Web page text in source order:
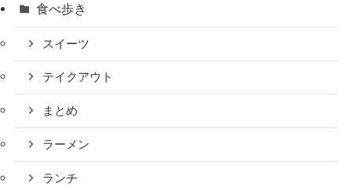
食べ歩き
スイーツ
テイクアウト
まとめ
ラーメン
ランチ